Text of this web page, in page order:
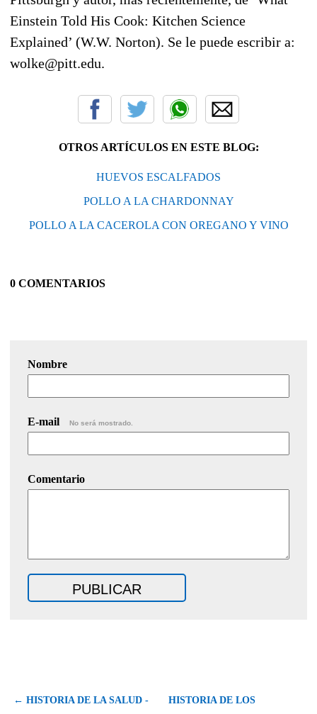
Einstein Told His Cook: Kitchen Science
Explained’ (W.W. Norton). Se le puede escribir a:
wolke@pitt.edu.
OTROS ARTÍCULOS EN ESTE BLOG:
HUEVOS ESCALFADOS
POLLO A LA CHARDONNAY
POLLO A LA CACEROLA CON OREGANO Y VINO
0 COMENTARIOS
Nombre
E-mail No será mostrado.
Comentario
← HISTORIA DE LA SALUD - HISTORIA DE LOS